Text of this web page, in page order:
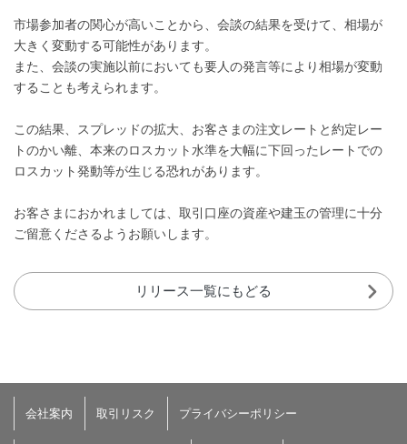
市場参加者の関心が高いことから、会談の結果を受けて、相場が
大きく変動する可能性があります。
また、会談の実施以前においても要人の発言等により相場が変動
することも考えられます。
この結果、スプレッドの拡大、お客さまの注文レートと約定レー
トのかい離、本来のロスカット水準を大幅に下回ったレートでの
ロスカット発動等が生じる恐れがあります。
お客さまにおかれましては、取引口座の資産や建玉の管理に十分
ご留意くださるようお願いします。
リリース一覧にもどる
会社案内 取引リスク プライバシーポリシー